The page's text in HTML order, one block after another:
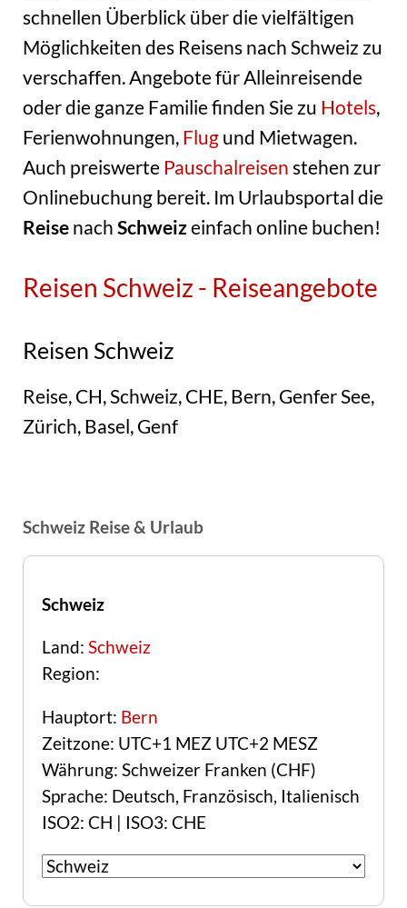
schnellen Überblick über die vielfältigen
Möglichkeiten des Reisens nach Schweiz zu
verschaffen. Angebote für Alleinreisende
oder die ganze Familie finden Sie zu Hotels,
Ferienwohnungen,Flugund Mietwagen.
Auch preiswertePauschalreisenstehen zur
Onlinebuchung bereit. Im Urlaubsportal die
ReisenachSchweizeinfach online buchen!
Reisen Schweiz - Reiseangebote
Reisen Schweiz
Reise, CH, Schweiz, CHE, Bern, Genfer See,
Zürich, Basel, Genf
Schweiz Reise & Urlaub
Schweiz
Land: Schweiz
Region:
Hauptort: Bern
Zeitzone: UTC+1 MEZ UTC+2 MESZ
Währung: Schweizer Franken (CHF)
Sprache: Deutsch, Französisch, Italienisch
ISO2: CH | ISO3: CHE